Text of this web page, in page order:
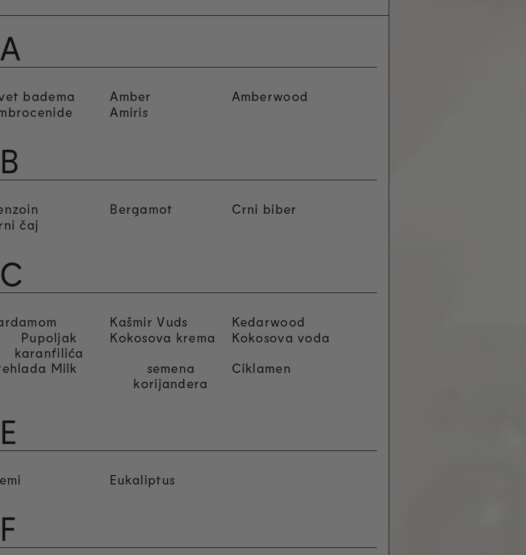
A
badema Amber
Amberwood
Amiris
B
Bergamot
Crni biber
čaj
C
Kašmir Vuds
Kedarwood
Pupoljak
karanfilića
Kokosova krema
Kokosova voda
Milk
semena
korijandera
Ciklamen
E
Eukaliptus
F